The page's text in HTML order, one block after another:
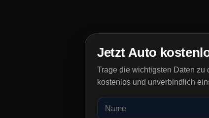
Jetzt Auto
Trage die wichtigsten Daten zu
kostenlos und unverbindlich